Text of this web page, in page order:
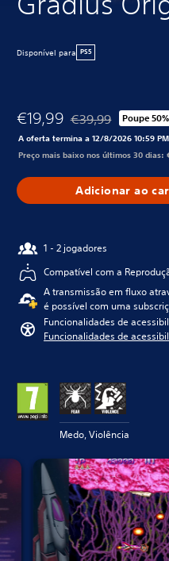
Disponível para PS5
€19,99 Com desconto em
€39,99 Poupe 50%
A oferta termina a 12/8/2026 10:59 PM
Preço mais baixo nos últimos 30 dias:
Adicionar ao
1 - 2 jogadores
Compatível com a
A transmissão em fluxo
é possível com uma
Funcionalidades de
Funcionalidades de
Medo, Violência